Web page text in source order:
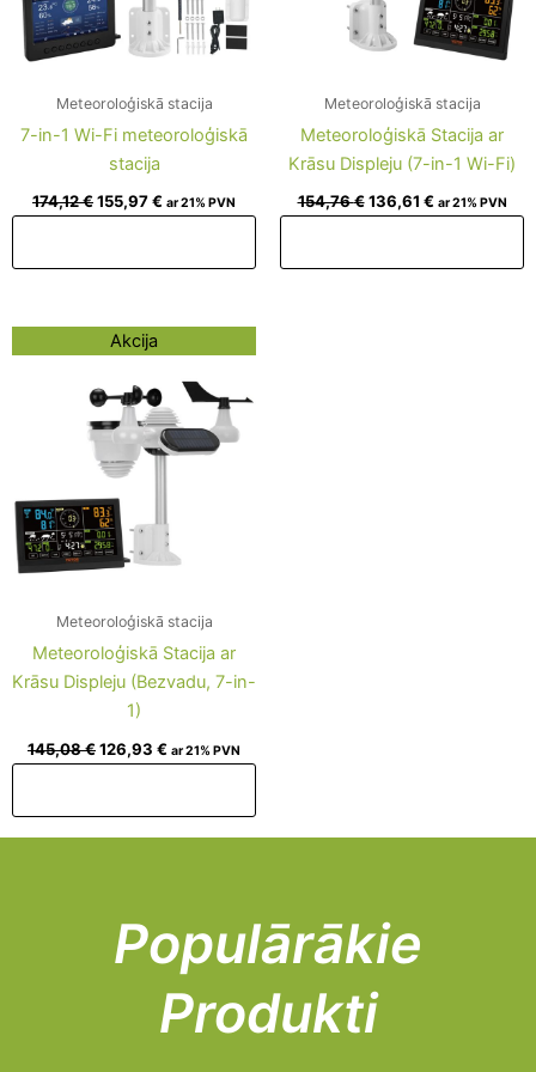
Meteoroloģiskā stacija
7-in-1 Wi-Fi meteoroloģiskā
stacija
174,12€155,97€ ar 21% PVN
Meteoroloģiskā stacija
Meteoroloģiskā Stacija ar
Krāsu Displeju (7-in-1 Wi-Fi)
154,76€ 136,61 € ar 21% PVN
Akcija
Meteoroloģiskā stacija
Meteoroloģiskā Stacija ar
Krāsu Displeju (Bezvadu, 7-in-
1)
145,08€
Original
price
145,08 €.
126,93 €
price
126,93 €.
ar 21% PVN
Populārākie
Produkti